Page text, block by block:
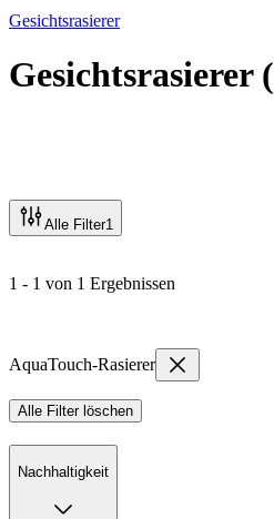
Gesichtsrasierer
Gesichtsrasierer(
Alle Filter1
1 - 1 von 1 Ergebnissen
AquaTouch-Rasierer
Alle Filter löschen
Nachhaltigkeit